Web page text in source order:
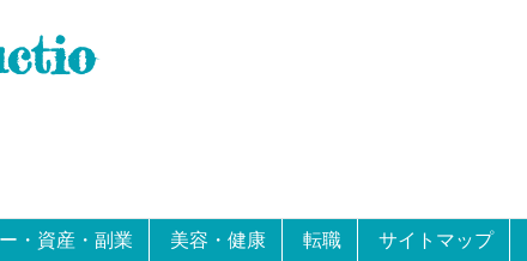
・資産・副業 美容・健康 転職 サイトマップ